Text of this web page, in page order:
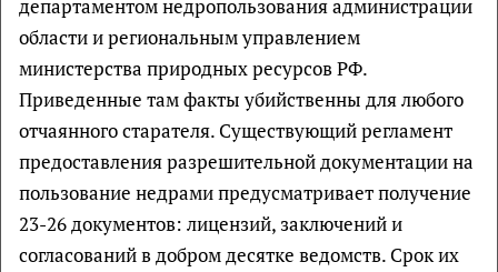
департаментом недропользования администрации
области и региональным управлением
министерства природных ресурсов РФ.
Приведенные там факты убийственны для любого
отчаянного старателя. Существующий регламент
предоставления разрешительной документации на
пользование недрами предусматривает получение
23-26 документов: лицензий, заключений и
согласований в добром десятке ведомств. Срок их